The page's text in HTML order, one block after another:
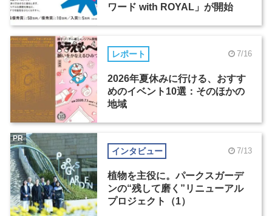
ワード with ROYAL」が開始
レポート 7/16
2026年夏休みに行ける、おすす
めのイベント10選：そのほかの
地域
インタビュー 7/13
植物を主役に。パークスガーデ
ンの“残して磨く”リニューアル
プロジェクト（1）
PR